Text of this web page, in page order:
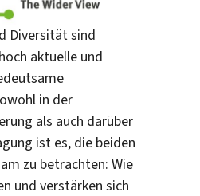
Diversität sind
aktuelle und
in der
als auch darüber
ist es, die beiden
zu betrachten: Wie
und verstärken sich